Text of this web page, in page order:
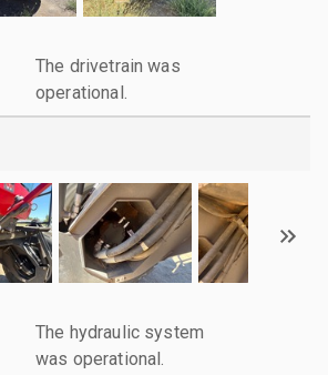
The drivetrain was
operational.
The hydraulic system
was operational.